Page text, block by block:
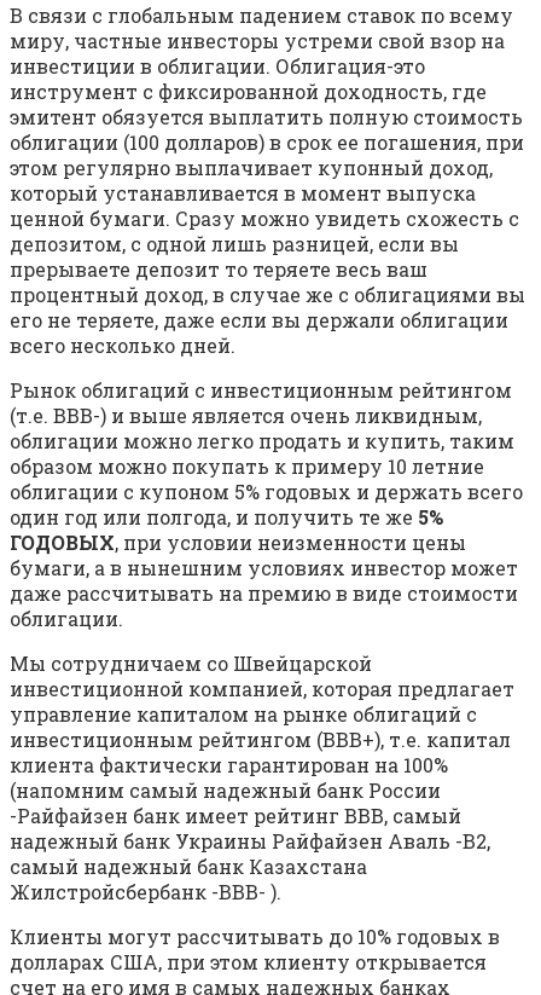
В связи с глобальным падением ставок по всему
миру, частные инвесторы устреми свой взор на
инвестиции в облигации. Облигация-это
инструмент с фиксированной доходность, где
эмитент обязуется выплатить полную стоимость
облигации (100 долларов) в срок ее погашения, при
этом регулярно выплачивает купонный доход,
который устанавливается в момент выпуска
ценной бумаги. Сразу можно увидеть схожесть с
депозитом, с одной лишь разницей, если вы
прерываете депозит то теряете весь ваш
процентный доход, в случае же с облигациями вы
его не теряете, даже если вы держали облигации
всего несколько дней.
Рынок облигаций с инвестиционным рейтингом
(т.е. ВВВ-) и выше является очень ликвидным,
облигации можно легко продать и купить, таким
образом можно покупать к примеру 10 летние
облигации с купоном 5% годовых и держать всего
один год или полгода, и получить те же 5%
ГОДОВЫХ, при условии неизменности цены
бумаги, а в нынешним условиях инвестор может
даже рассчитывать на премию в виде стоимости
облигации.
Мы сотрудничаем со Швейцарской
инвестиционной компанией, которая предлагает
управление капиталом на рынке облигаций с
инвестиционным рейтингом (ВВВ+), т.е. капитал
клиента фактически гарантирован на 100%
(напомним самый надежный банк России
-Райфайзен банк имеет рейтинг ВВВ, самый
надежный банк Украины Райфайзен Аваль -В2,
самый надежный банк Казахстана
Жилстройсбербанк -ВВВ- ).
Клиенты могут рассчитывать до 10% годовых в
долларах США, при этом клиенту открывается
счет на его имя в самых надежных банках